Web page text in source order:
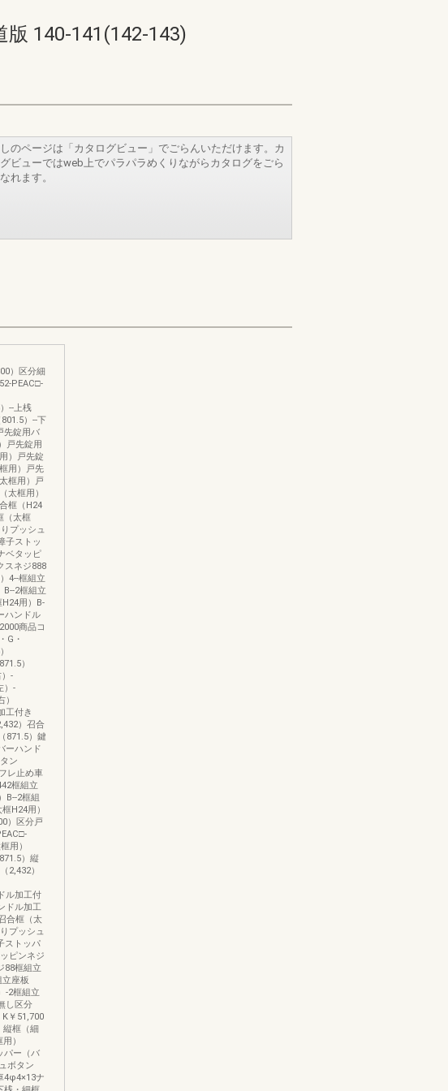
140-141(142-143)
のページは「カタログビュー」でごらんいただけます。カ
ビューではweb上でパラパラめくりながらカタログをごら
れます。
）区分細
PEAC□-
--上桟
）--下
先錠用バ
戸先錠用
）戸先錠
用）戸先
框用）戸
太框用）
框（H24
（太框
プッシュ
子ストッ
ベタッピ
スネジ888
4--框組立
B--2框組立
用）B-
ハンドル
商品コ
G・
）
-
）-
工付き
）召合
871.5）鍵
ーハンド
ン
レ止め車
框組立
B--2框組
H24用）
）区分戸
用）
）縦
2,432）
ル加工付
ドル加工
合框（太
プッシュ
ストッパ
ピンネジ
88框組立
座板
-2框組立
し区分
K￥51,700
縦框（細
）
パー（バ
ボタン
4φ4×13ナ